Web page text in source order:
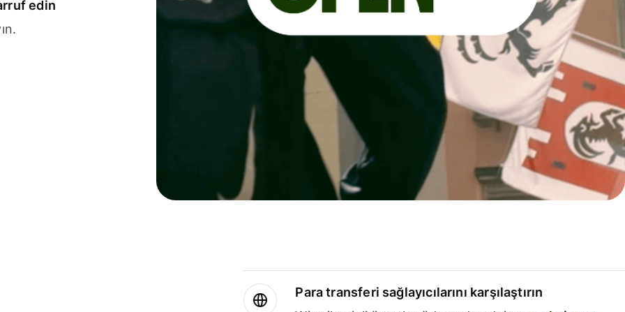
edin
Para transferi sağlayıcılarını karşılaştırın